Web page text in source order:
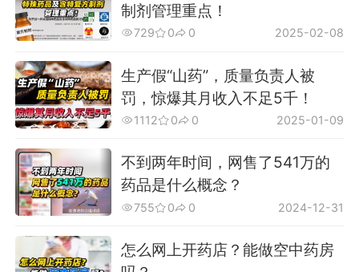
制剂管理重点！
729 0 0 2025-02-08
生产假“山药”，质量负责人被
罚，惊爆其月收入不足5千！
1112 0 0 2025-01-09
不到两年时间，网售了541万的
药品是什么概念？
755 0 0 2024-12-31
怎么网上开药店？能做空中药房